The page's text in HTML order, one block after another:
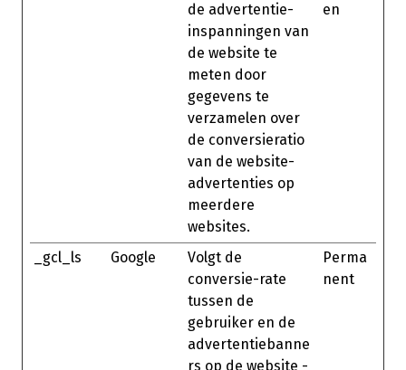
de advertentie-
inspanningen van
de website te
meten door
gegevens te
verzamelen over
de conversieratio
van de website-
advertenties op
meerdere
websites.
en
_gcl_ls Google
Volgt de
conversie-rate
tussen de
gebruiker en de
advertentiebanne
rs op de website -
Perma
nent